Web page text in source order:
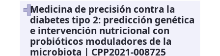
Medicina de precisión contra la
diabetes tipo 2: predicción genética
e intervención nutricional con
probióticos moduladores de la
microbiota | CPP2021-008725